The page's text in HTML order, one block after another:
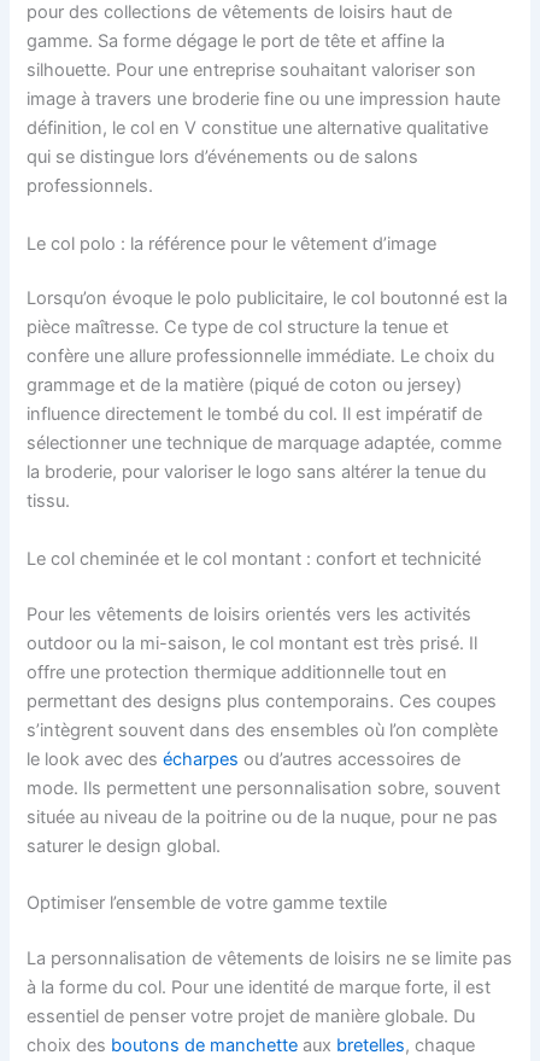
pour des collections de vêtements de loisirs haut de
gamme. Sa forme dégage le port de tête et affine la
silhouette. Pour une entreprise souhaitant valoriser son
image à travers une broderie fine ou une impression haute
définition, le col en V constitue une alternative qualitative
qui se distingue lors d’événements ou de salons
professionnels.
Le col polo : la référence pour le vêtement d’image
Lorsqu’on évoque le polo publicitaire, le col boutonné est la
pièce maîtresse. Ce type de col structure la tenue et
confère une allure professionnelle immédiate. Le choix du
grammage et de la matière (piqué de coton ou jersey)
influence directement le tombé du col. Il est impératif de
sélectionner une technique de marquage adaptée, comme
la broderie, pour valoriser le logo sans altérer la tenue du
tissu.
Le col cheminée et le col montant : confort et technicité
Pour les vêtements de loisirs orientés vers les activités
outdoor ou la mi-saison, le col montant est très prisé. Il
offre une protection thermique additionnelle tout en
permettant des designs plus contemporains. Ces coupes
s’intègrent souvent dans des ensembles où l’on complète
le look avec desécharpes ou d’autres accessoires de
mode. Ils permettent une personnalisation sobre, souvent
située au niveau de la poitrine ou de la nuque, pour ne pas
saturer le design global.
Optimiser l’ensemble de votre gamme textile
La personnalisation de vêtements de loisirs ne se limite pas
à la forme du col. Pour une identité de marque forte, il est
essentiel de penser votre projet de manière globale. Du
choix des boutons de manchette aux bretelles, chaque